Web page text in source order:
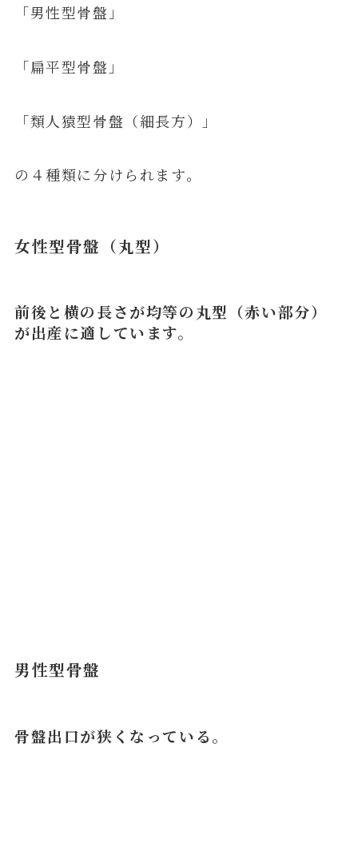
「男性型骨盤」
「扁平型骨盤」
「類人猿型骨盤（細長方）」
の４種類に分けられます。
女性型骨盤（丸型）
前後と横の長さが均等の丸型（赤い部分）
が出産に適しています。
男性型骨盤
骨盤出口が狭くなっている。